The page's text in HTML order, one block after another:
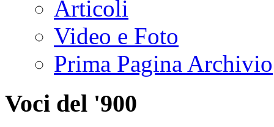
Articoli
Video e Foto
Prima Pagina Archivio
Voci del '900